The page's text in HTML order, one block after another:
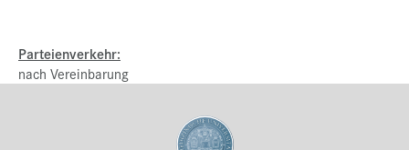
Parteienverkehr:
nach Vereinbarung